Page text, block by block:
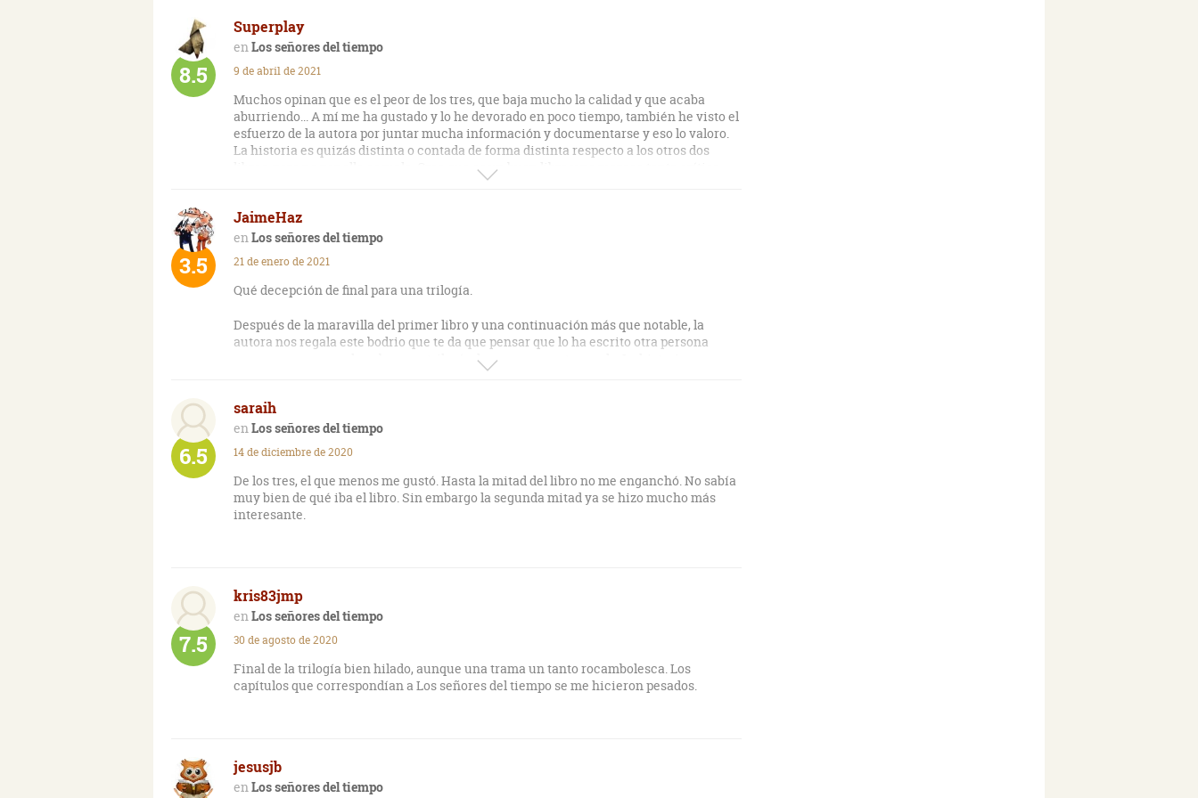
Superplay
Los señores del tiempo
8.5 9 de abril de 2021
Muchos opinan que es el peor de los tres, que baja mucho la calidad y que acaba
aburriendo... A mí me ha gustado y lo he devorado en poco tiempo, también he visto el
esfuerzo de la autora por juntar mucha información y documentarse y eso lo valoro.
La historia es quizás distinta o contada de forma distinta respecto a los otros dos
libros, pero no por ello es malo. Creo que es un buen libro y no merece tanta crítica
como he leído... También es cierto que quizás las críticas han venido porque se leyó
iba al revés, he leído críticas y no me esperaba gran cosa. En todo caso, para gustos
colores y creo que merece la pena acabar la trilogía y leerse el libro. Volveré a leer a
JaimeHaz
Los señores del tiempo
3.5 21 de enero de 2021
Qué decepción de final para una trilogía.
Después de la maravilla del primer libro y una continuación más que notable, la
autora nos regala este bodrio que te da que pensar que lo ha escrito otra persona
porque no es normal acabar una trilogía de una manera tan mala. La historia es
enrevesada a más no poder, la parte histórica de la novela es infumable, se hace
épico, pero aquí ya es por demás, a la autora se le va completamente la olla.
En fin, una pena porque los dos primeros libros son un enganche tremendo y este es
un petardo, así sin más.
saraih
Los señores del tiempo
6.5 14 de diciembre de 2020
De los tres, el que menos me gustó. Hasta la mitad del libro no me enganchó. No sabía
muy bien de qué iba el libro. Sin embargo la segunda mitad ya se hizo mucho más
interesante.
kris83jmp
Los señores del tiempo
7.5 30 de agosto de 2020
Final de la trilogía bien hilado, aunque una trama un tanto rocambolesca. Los
capítulos que correspondían a Los señores del tiempo se me hicieron pesados.
jesusjb
Los señores del tiempo